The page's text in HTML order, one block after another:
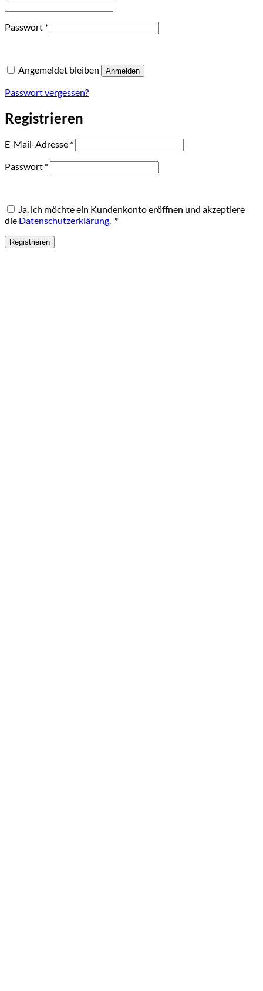
Passwort *Erforderlich
Angemeldet bleiben Anmelden
Passwort vergessen?
Registrieren
E-Mail-Adresse *Erforderlich
Passwort *Erforderlich
Ja, ich möchte ein Kundenkonto eröffnen und akzeptiere
die Datenschutzerklärung. *Erforderlich
Registrieren